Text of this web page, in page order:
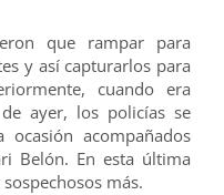
que rampar para
y así capturarlos para
cuando era
ayer, los policías se
acompañados
Belón. En esta última
más.